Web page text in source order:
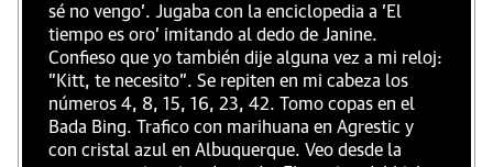
sé no vengo'. Jugaba con la enciclopedia a 'El
tiempo es oro' imitando al dedo de Janine.
Confieso que yo también dije alguna vez a mi reloj:
"Kitt, te necesito". Se repiten en mi cabeza los
números 4, 8, 15, 16, 23, 42. Tomo copas en el
Bada Bing. Trafico con marihuana en Agrestic y
con cristal azul en Albuquerque. Veo desde la